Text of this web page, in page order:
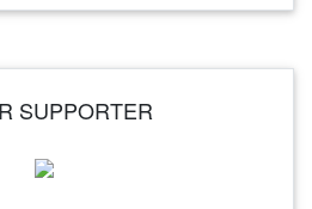
SUPPORTER